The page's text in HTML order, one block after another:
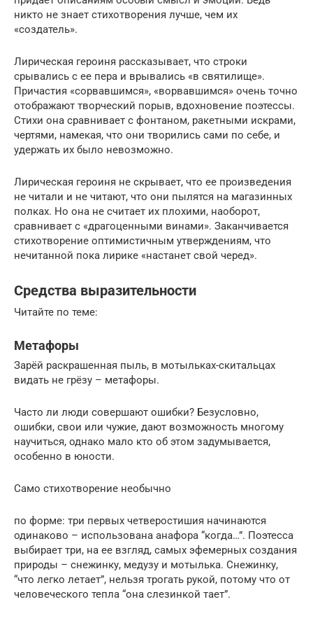
никто не знает стихотворения лучше, чем их
«создатель».
Лирическая героиня рассказывает, что строки
срывались с ее пера и врывались «в святилище».
Причастия «сорвавшимся», «ворвавшимся» очень точно
отображают творческий порыв, вдохновение поэтессы.
Стихи она сравнивает с фонтаном, ракетными искрами,
чертями, намекая, что они творились сами по себе, и
удержать их было невозможно.
Лирическая героиня не скрывает, что ее произведения
не читали и не читают, что они пылятся на магазинных
полках. Но она не считает их плохими, наоборот,
сравнивает с «драгоценными винами». Заканчивается
стихотворение оптимистичным утверждениям, что
нечитанной пока лирике «настанет свой черед».
Средства выразительности
Читайте по теме:
Метафоры
Зарёй раскрашенная пыль, в мотыльках-скитальцах
видать не грёзу – метафоры.
Часто ли люди совершают ошибки? Безусловно,
ошибки, свои или чужие, дают возможность многому
научиться, однако мало кто об этом задумывается,
особенно в юности.
Само стихотворение необычно
по форме: три первых четверостишия начинаются
одинаково – использована анафора “когда…”. Поэтесса
выбирает три, на ее взгляд, самых эфемерных создания
природы – снежинку, медузу и мотылька. Снежинку,
“что легко летает”, нельзя трогать рукой, потому что от
человеческого тепла “она слезинкой тает”.